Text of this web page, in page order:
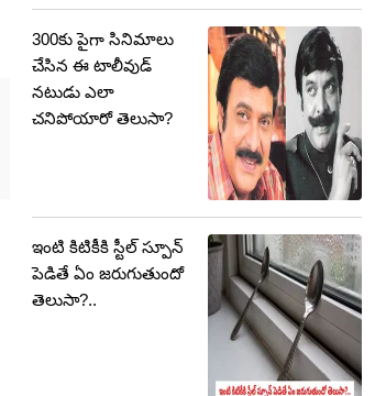
300కు పైగా సినిమాలు
చేసిన ఈ టాలీవుడ్
నటుడు ఎలా
చనిపోయారో తెలుసా?
ఇంటి కిటికీకి స్టీల్ స్పూన్
పెడితే ఏం జరుగుతుందో
తెలుసా?..